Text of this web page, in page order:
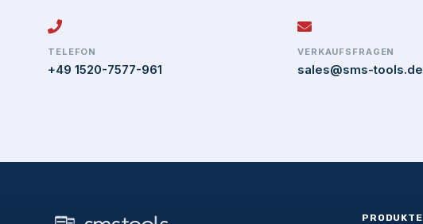
TELEFON
+49 1520-7577-961
VERKAUFSFRAGEN
sales@sms-tools.de
PRODUKTE